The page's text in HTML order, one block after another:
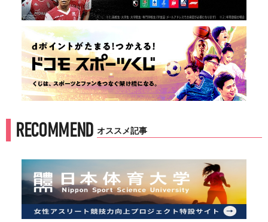
RECOMMEND オススメ記事